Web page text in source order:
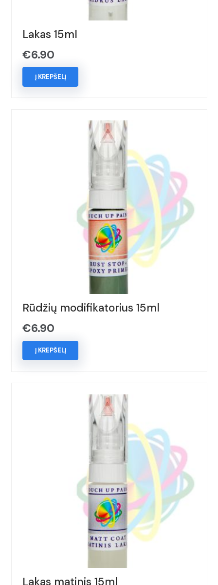
Lakas 15ml
€6.90
Į KREPŠELĮ
Rūdžių modifikatorius 15ml
€6.90
Į KREPŠELĮ
Lakas matinis 15ml